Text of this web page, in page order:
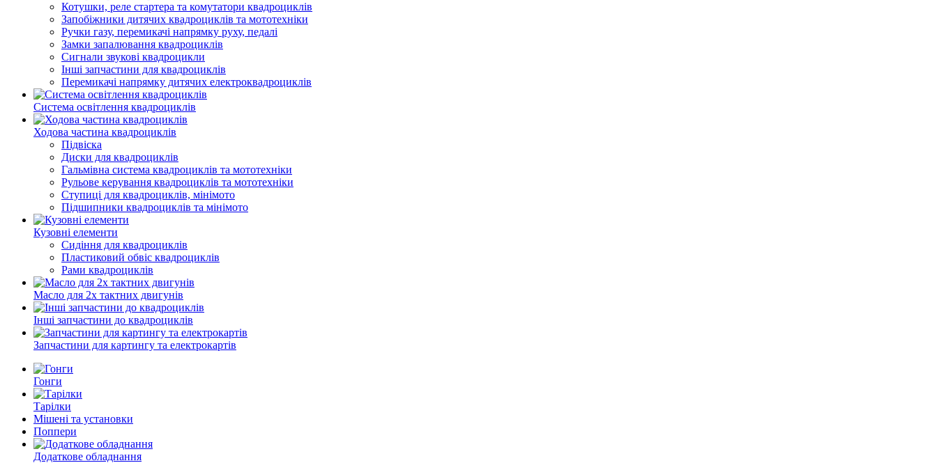
Котушки, реле стартера та комутатори квадроциклів
Запобіжники дитячих квадроциклів та мототехніки
Ручки газу, перемикачі напрямку руху, педалі
Замки запалювання квадроциклів
Сигнали звукові квадроцикли
Інші запчастини для квадроциклів
Перемикачі напрямку дитячих електроквадроциклів
Система освітлення квадроциклів
Ходова частина квадроциклів
Підвіска
Диски для квадроциклів
Гальмівна система квадроциклів та мототехніки
Рульове керування квадроциклів та мототехніки
Ступиці для квадроциклів, мінімото
Підшипники квадроциклів та мінімото
Кузовні елементи
Сидіння для квадроциклів
Пластиковий обвіс квадроциклів
Рами квадроциклів
Масло для 2х тактних двигунів
Інші запчастини до квадроциклів
Запчастини для картингу та електрокартів
Гонги
Тарілки
Мішені та установки
Поппери
Додаткове обладнання